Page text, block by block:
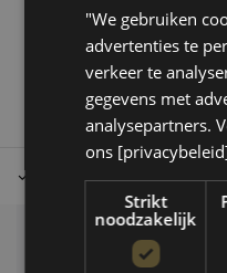
Tot 30 dagen retour sturen.
Klantenservice
"We gebruiken
advertenties te
verkeer te
gegevens met
analysepartners.
ons
Strikt
noodzakelijk